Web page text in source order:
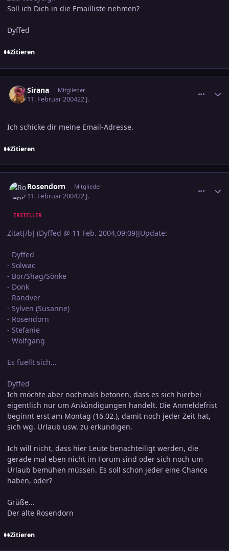
Soll ich Dich in die Emailliste nehmen?
Dyffed
Zitieren
Sirana Mitglieder
11. Februar 200422 J.
Ich schicke dir meine Email-Adresse.
Zitieren
Rosendorn Mitglieder
11. Februar 200422 J.
ERSTELLER
Zitat[/b] (Dyffed @ 11 Feb. 2004,09:09)]Update:
- Dyffed
- Solwac
- Bor/Shag/Sönke
- Donk
- Randver
- Sylven (Susanne)
- Rosendorn
- Stefanie
- Wolfgang
Es fuellt sich...
Dyffed
Ich möchte aber nochmals betonen, dass es sich hierbei
eigentlich nur um Ankündigungen handelt. Die Anmeldefrist
beginnt erst am Montag (16.02.), damit noch jeder Zeit hat,
sich wg. Urlaub usw. zu erkundigen.
Ich will nicht, dass hier Leute benachteiligt werden, die
gerade mal eben nicht im Forum sind oder sich noch um
Urlaub bemühen müssen. Es soll schon jeder eine Chance
haben, oder?
Grüße...
Der alte Rosendorn
Zitieren